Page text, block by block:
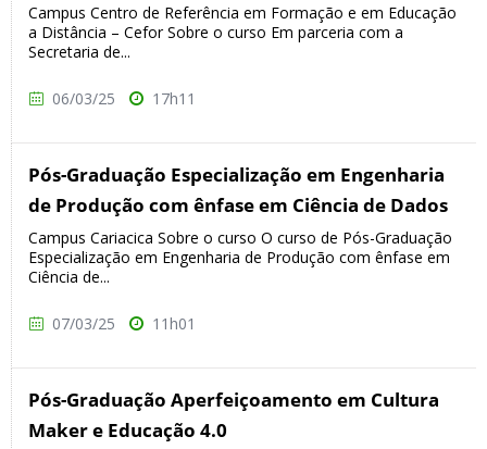
Campus Centro de Referência em Formação e em Educação
a Distância – Cefor Sobre o curso Em parceria com a
Secretaria de...
06/03/25 17h11
Pós-Graduação Especialização em Engenharia
de Produção com ênfase em Ciência de Dados
Campus Cariacica Sobre o curso O curso de Pós-Graduação
Especialização em Engenharia de Produção com ênfase em
Ciência de...
07/03/25 11h01
Pós-Graduação Aperfeiçoamento em Cultura
Maker e Educação 4.0